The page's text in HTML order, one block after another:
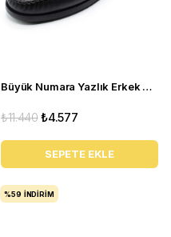
Büyük Numara Yazlık Erkek Ayakkabı - Utkan001 Siyah Deri
₺4.577
₺11.440
SEPETE EKLE
%59 İNDIRIM